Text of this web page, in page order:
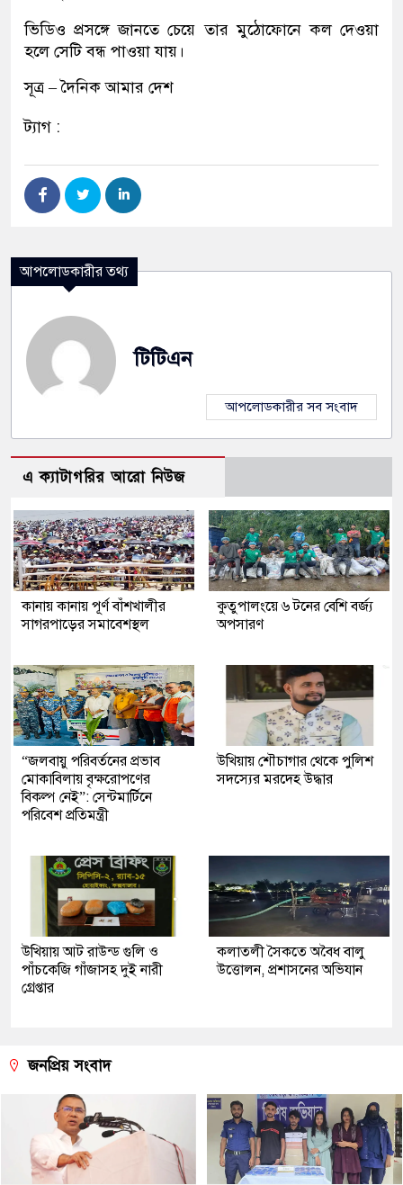
ভিডিও প্রসঙ্গে জানতে চেয়ে তার মুঠোফোনে কল দেওয়া
হলে সেটি বন্ধ পাওয়া যায়।
সূত্র – দৈনিক আমার দেশ
ট্যাগ :
আপলোডকারীর তথ্য
টিটিএন
আপলোডকারীর সব সংবাদ
এ ক্যাটাগরির আরো নিউজ
কানায় কানায় পূর্ণ বাঁশখালীর
সাগরপাড়ের সমাবেশস্থল
কুতুপালংয়ে ৬ টনের বেশি বর্জ্য
অপসারণ
“জলবায়ু পরিবর্তনের প্রভাব
মোকাবিলায় বৃক্ষরোপণের
বিকল্প নেই”: সেন্টমার্টিনে
পরিবেশ প্রতিমন্ত্রী
উখিয়ায় শৌচাগার থেকে পুলিশ
সদস্যের মরদেহ উদ্ধার
উখিয়ায় আট রাউন্ড গুলি ও
পাঁচকেজি গাঁজাসহ দুই নারী
গ্রেপ্তার
কলাতলী সৈকতে অবৈধ বালু
উত্তোলন, প্রশাসনের অভিযান
জনপ্রিয় সংবাদ